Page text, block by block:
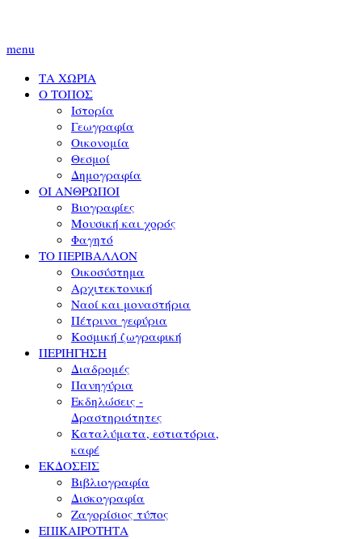
menu
ΤΑ ΧΩΡΙΑ
Ο ΤΟΠΟΣ
Ιστορία
Γεωγραφία
Οικονομία
Θεσμοί
Δημογραφία
ΟΙ ΑΝΘΡΩΠΟΙ
Βιογραφίες
Μουσική και χορός
Φαγητό
ΤΟ ΠΕΡΙΒΑΛΛΟΝ
Οικοσύστημα
Αρχιτεκτονική
Ναοί και μοναστήρια
Πέτρινα γεφύρια
Κοσμική ζωγραφική
ΠΕΡΙΗΓΗΣΗ
Διαδρομές
Πανηγύρια
Εκδηλώσεις -
Δραστηριότητες
Καταλύματα, εστιατόρια,
καφέ
ΕΚΔΟΣΕΙΣ
Βιβλιογραφία
Δισκογραφία
Ζαγορίσιος τύπος
ΕΠΙΚΑΙΡΟΤΗΤΑ